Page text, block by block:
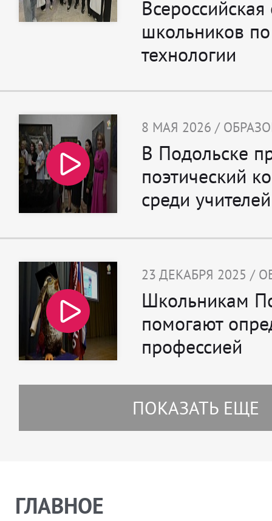
школьников по
технологии
8 МАЯ 2026 /
В Подольске
поэтический
среди учителей
23 ДЕКАБРЯ 2025 /
Школьникам
помогают
профессией
ПОКАЗАТЬ ЕЩЕ
ГЛАВНОЕ